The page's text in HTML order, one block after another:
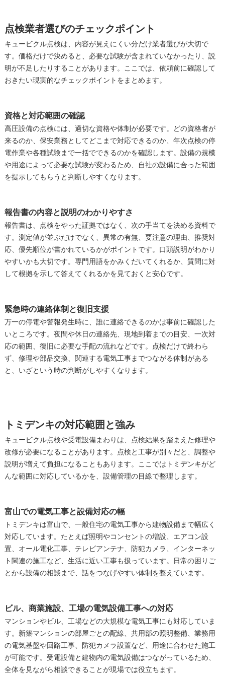
点検業者選びのチェックポイント
キュービクル点検は、内容が見えにくい分だけ業者選びが大切で
す。価格だけで決めると、必要な試験が含まれていなかったり、説
明が不足したりすることがあります。ここでは、依頼前に確認して
おきたい現実的なチェックポイントをまとめます。
資格と対応範囲の確認
高圧設備の点検には、適切な資格や体制が必要です。どの資格者が
来るのか、保安業務としてどこまで対応できるのか、年次点検の停
電作業や各種試験まで一括でできるのかを確認します。設備の規模
や用途によって必要な試験が変わるため、自社の設備に合った範囲
を提示してもらうと判断しやすくなります。
報告書の内容と説明のわかりやすさ
報告書は、点検をやった証拠ではなく、次の手当てを決める資料で
す。測定値が並ぶだけでなく、異常の有無、要注意の理由、推奨対
応、優先順位が書かれているかがポイントです。口頭説明がわかり
やすいかも大切です。専門用語をかみくだいてくれるか、質問に対
して根拠を示して答えてくれるかを見ておくと安心です。
緊急時の連絡体制と復旧支援
万一の停電や警報発生時に、誰に連絡できるのかは事前に確認した
いところです。夜間や休日の連絡先、現地到着までの目安、一次対
応の範囲、復旧に必要な手配の流れなどです。点検だけで終わら
ず、修理や部品交換、関連する電気工事までつながる体制がある
と、いざという時の判断がしやすくなります。
トミデンキの対応範囲と強み
キュービクル点検や受電設備まわりは、点検結果を踏まえた修理や
改修が必要になることがあります。点検と工事が別々だと、調整や
説明が増えて負担になることもあります。ここではトミデンキがど
んな範囲に対応しているかを、設備管理の目線で整理します。
富山での電気工事と設備対応の幅
トミデンキは富山で、一般住宅の電気工事から建物設備まで幅広く
対応しています。たとえば照明やコンセントの増設、エアコン設
置、オール電化工事、テレビアンテナ、防犯カメラ、インターネッ
ト関連の施工など、生活に近い工事も扱っています。日常の困りご
とから設備の相談まで、話をつなげやすい体制を整えています。
ビル、商業施設、工場の電気設備工事への対応
マンションやビル、工場などの大規模な電気工事にも対応していま
す。新築マンションの部屋ごとの配線、共用部の照明整備、業務用
の電気基盤や回路工事、防犯カメラ設置など、用途に合わせた施工
が可能です。受電設備と建物内の電気設備はつながっているため、
全体を見ながら相談できることが現場では役立ちます。